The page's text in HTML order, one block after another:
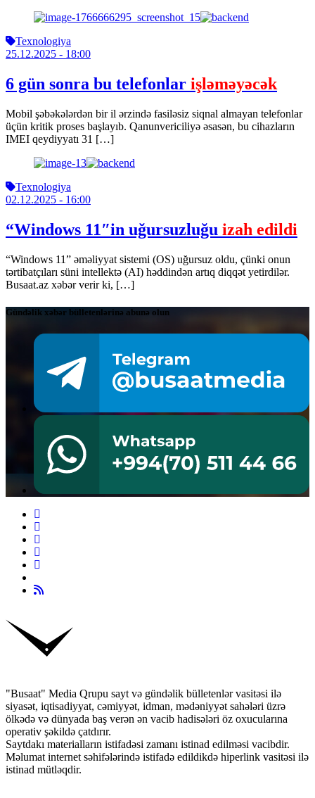
Texnologiya
25.12.2025 - 18:00
6 gün sonra bu telefonlar işləməyəcək
Mobil şəbəkələrdən bir il ərzində fasiləsiz siqnal almayan telefonlar
üçün kritik proses başlayıb. Qanunvericiliyə əsasən, bu cihazların
IMEI qeydiyyatı 31 […]
Texnologiya
02.12.2025 - 16:00
“Windows 11″in uğursuzluğu izah edildi
“Windows 11” əməliyyat sistemi (OS) uğursuz oldu, çünki onun
tərtibatçıları süni intellektə (AI) həddindən artıq diqqət yetirdilər.
Busaat.az xəbər verir ki, […]
Gündəlik xəbər bülletenlərinə abunə olun
"Busaat" Media Qrupu sayt və gündəlik bülletenlər vasitəsi ilə
siyasət, iqtisadiyyat, cəmiyyət, idman, mədəniyyət sahələri üzrə
ölkədə və dünyada baş verən ən vacib hadisələri öz oxucularına
operativ şəkildə çatdırır.
Saytdakı materialların istifadəsi zamanı istinad edilməsi vacibdir.
Məlumat internet səhifələrində istifadə edildikdə hiperlink vasitəsi ilə
istinad mütləqdir.